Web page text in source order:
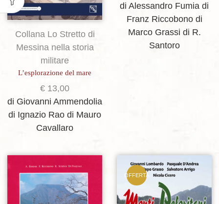
Collana Lo Stretto di
Messina nella storia
militare
L’esplorazione del mare
€ 13,00
di Giovanni Ammendolia
di Ignazio Rao di Mauro
Cavallaro
di Alessandro Fumia di
Franz Riccobono di
Marco Grassi di R.
Santoro
Aggiungi alla lista dei desideri
OFFERTA
Aggiungi alla lista dei desideri